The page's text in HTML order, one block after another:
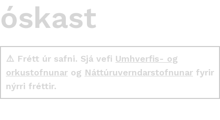
óskast
⚠️ Frétt úr safni. Sjá vefi Umhverfis- og
orkustofnunar og Náttúruverndarstofnunar fyrir
nýrri fréttir.